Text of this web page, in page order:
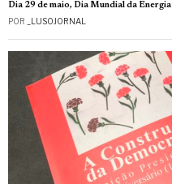
Dia 29 de maio, Dia Mundial da Energia
POR _LUSOJORNAL